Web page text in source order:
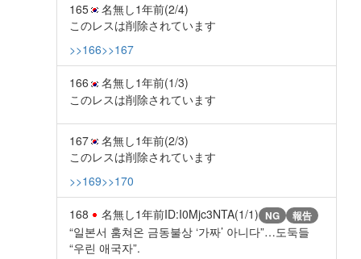
165 名無し1年前(2/4)
このレスは削除されています
>>166>>167
166 名無し1年前(1/3)
このレスは削除されています
167 名無し1年前(2/3)
このレスは削除されています
>>169>>170
168 名無し1年前ID:I0Mjc3NTA(1/1) NG 報告
“일본서 훔쳐온 금동불상 ‘가짜’ 아니다”…도둑들
“우린 애국자”.